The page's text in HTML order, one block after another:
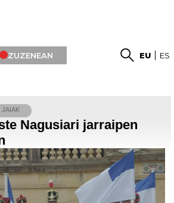
ZUZENEAN EU ES
JAIAK
Nagusiari jarraipen